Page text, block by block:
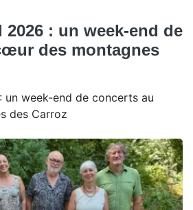
2026 : un week-end de
des montagnes
un week-end de concerts au
des Carroz